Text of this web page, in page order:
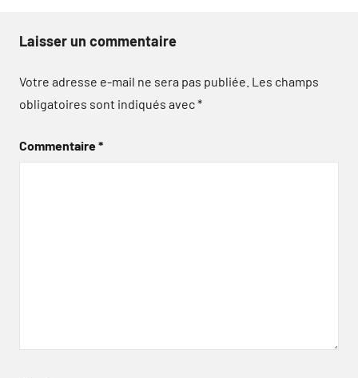
Laisser un commentaire
Votre adresse e-mail ne sera pas publiée. Les champs
obligatoires sont indiqués avec*
Commentaire*